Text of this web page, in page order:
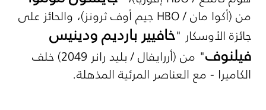
من (أكوا مان / HBO جيم أوف ثرونز)، والحائز على
جائزة الأوسكار "خافيير بارديم ودينيس
فيلنوف " من (أررايفال / بليد رانر 2049) خلف
الكاميرا - مع العناصر المرئية المذهلة.